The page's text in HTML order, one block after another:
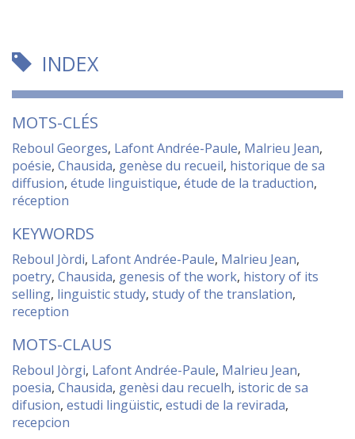
INDEX
MOTS-CLÉS
Reboul Georges, Lafont Andrée-Paule, Malrieu Jean,
poésie, Chausida, genèse du recueil, historique de sa
diffusion, étude linguistique, étude de la traduction,
réception
KEYWORDS
Reboul Jòrdi, Lafont Andrée-Paule, Malrieu Jean,
poetry, Chausida, genesis of the work, history of its
selling, linguistic study, study of the translation,
reception
MOTS-CLAUS
Reboul Jòrgi, Lafont Andrée-Paule, Malrieu Jean,
poesia, Chausida, genèsi dau recuelh, istoric de sa
difusion, estudi lingüistic, estudi de la revirada,
recepcion